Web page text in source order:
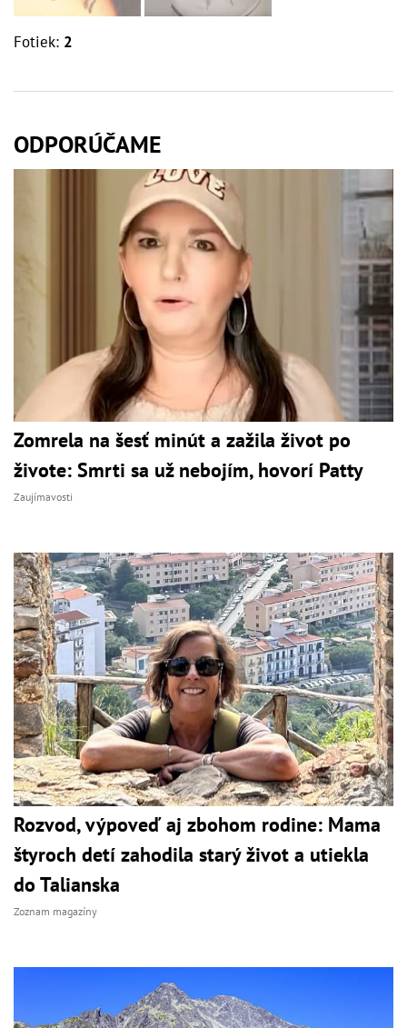
Fotiek: 2
ODPORÚČAME
Zomrela na šesť minút a zažila život po
živote: Smrti sa už nebojím, hovorí Patty
Zaujímavosti
Rozvod, výpoveď aj zbohom rodine: Mama
štyroch detí zahodila starý život a utiekla
do Talianska
Zoznam magazíny